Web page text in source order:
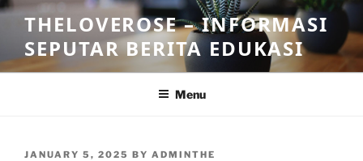
Skip
content
THELOVEROSE – INFORMASI
SEPUTAR BERITA EDUKASI
Menu
POSTED
JANUARY 5, 2025 BY ADMINTHE